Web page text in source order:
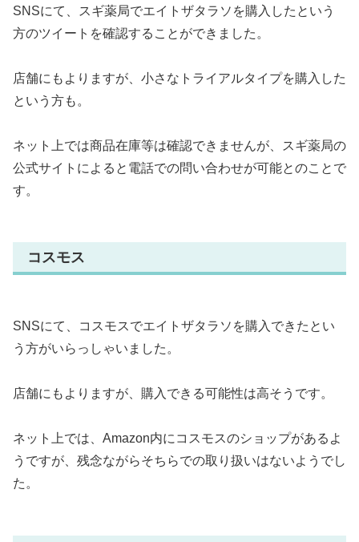
SNSにて、スギ薬局でエイトザタラソを購入したという
方のツイートを確認することができました。
店舗にもよりますが、小さなトライアルタイプを購入した
という方も。
ネット上では商品在庫等は確認できませんが、スギ薬局の
公式サイトによると電話での問い合わせが可能とのことで
す。
コスモス
SNSにて、コスモスでエイトザタラソを購入できたとい
う方がいらっしゃいました。
店舗にもよりますが、購入できる可能性は高そうです。
ネット上では、Amazon内にコスモスのショップがあるよ
うですが、残念ながらそちらでの取り扱いはないようでし
た。